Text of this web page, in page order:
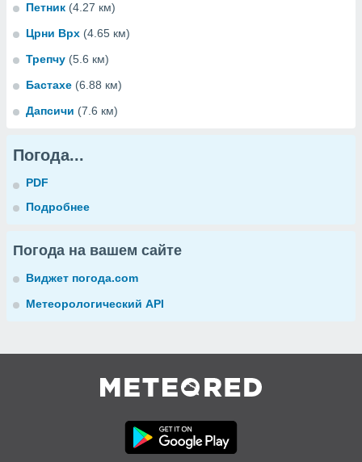
Петник (4.27 км)
Црни Врх (4.65 км)
Трепчу (5.6 км)
Бастахе (6.88 км)
Дапсичи (7.6 км)
Погода...
PDF
Подробнее
Погода на вашем сайте
Виджет погода.com
Метеорологический API